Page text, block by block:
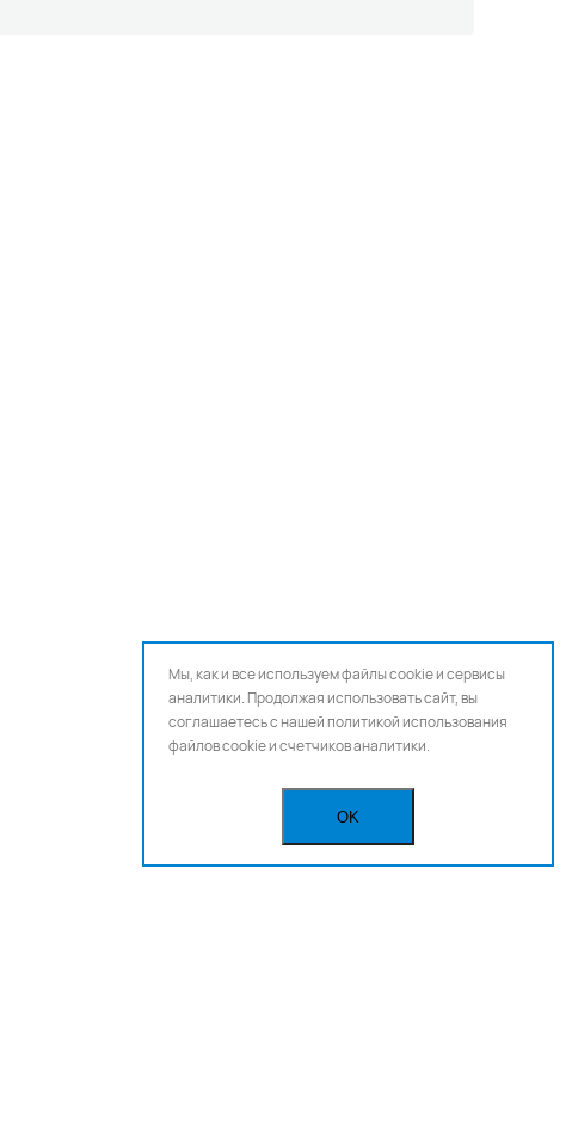
Мы, как и все используем файлы cookie и сервисы
аналитики. Продолжая использовать сайт, вы
соглашаетесь с нашейполитикой использования
файлов cookie и счетчиков аналитики.
OK